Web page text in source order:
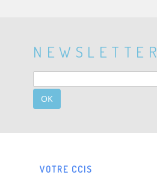
NEWSLETTER
OK
VOTRE CCIS